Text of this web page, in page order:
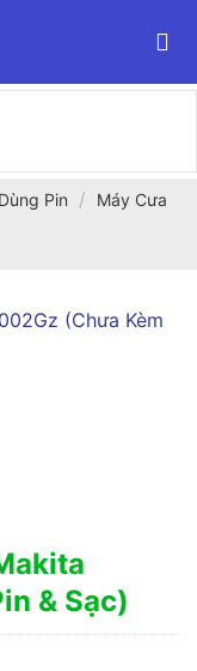
Pin / Máy Cưa
& Sạc)